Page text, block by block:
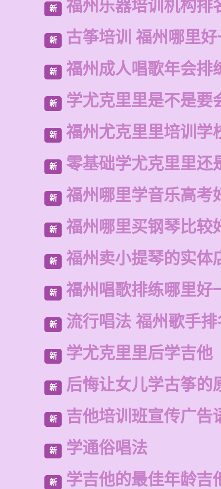
新 福州乐器培训机构排
新 古筝培训 福州哪里
新 福州成人唱歌年会排
新 学尤克里里是不是要
新 福州尤克里里培训学
新 零基础学尤克里里还
新 福州哪里学音乐高考
新 福州哪里买钢琴比较
新 福州卖小提琴的实体
新 福州唱歌排练哪里好
新 流行唱法 福州歌手
新 学尤克里里后学吉他
新 后悔让女儿学古筝的
新 吉他培训班宣传广告
新 学通俗唱法
新 学吉他的最佳年龄吉